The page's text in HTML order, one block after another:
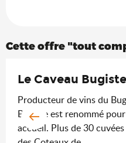
Cette offre "tout
Le Caveau Bugiste
Producteur de vins du
Bugiste est renommé
accueil. Plus de 30